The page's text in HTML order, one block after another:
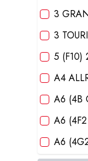
3
3
5 (F10)
A4
A6 (4B
A6
A6